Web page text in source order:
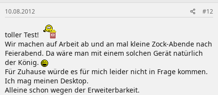
10.08.2012 #12
toller Test!
Wir machen auf Arbeit ab und an mal kleine Zock-Abende nach
Feierabend. Da wäre man mit einem solchen Gerät natürlich
der König.
Für Zuhause würde es für mich leider nicht in Frage kommen.
Ich mag meinen Desktop.
Alleine schon wegen der Erweiterbarkeit.